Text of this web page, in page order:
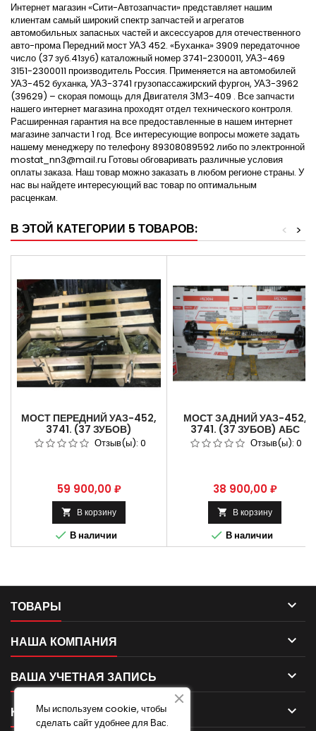
Интернет магазин «Сити-Автозапчасти» представляет нашим
клиентам самый широкий спектр запчастей и агрегатов
автомобильных запасных частей и аксессуаров для отечественного
авто-прома Передний мост УАЗ 452. «Буханка» 3909 передаточное
число (37 зуб.41зуб) каталожный номер 3741-2300011, УАЗ-469
3151-2300011 производитель Россия. Применяется на автомобилей
УАЗ-452 буханка, УАЗ-3741 грузопассажирский фургон, УАЗ-3962
(39629) – скорая помощь для Двигателя ЗМЗ-409 . Все запчасти
нашего интернет магазина проходят отдел технического контроля.
Расширенная гарантия на все предоставленные в нашем интернет
магазине запчасти 1 год. Все интересующие вопросы можете задать
нашему менеджеру по телефону 89308089592 либо по электронной
mostat_nn3@mail.ru Готовы обговаривать различные условия
оплаты заказа. Наш товар можно заказать в любом регионе страны. У
нас вы найдете интересующий вас товар по оптимальным
расценкам.
В ЭТОЙ КАТЕГОРИИ 5 ТОВАРОВ: >
<
МОСТ ПЕРЕДНИЙ УАЗ-452,
3741. (37 ЗУБОВ)
ГИБРИДНЫЙ ТИМКИН.
АРТИКУЛ УАЗ 3741-
Отзыв(ы): 0
Цена
59 900,00 ₽
 В корзину
 В наличии
МОСТ ЗАДНИЙ УАЗ-452,
3741. (37 ЗУБОВ) АБС
ГИБРИДНЫЙ. АРТИКУЛ УАЗ
3741-95-2400010-96
Отзыв(ы): 0
Цена
38 900,00 ₽
 В корзину
 В наличии
ТОВАРЫ 
НАША КОМПАНИЯ 
ВАША УЧЕТНАЯ ЗАПИСЬ 
КОНТАКТ 
Мы используем cookie, чтобы
сделать сайт удобнее для Вас.